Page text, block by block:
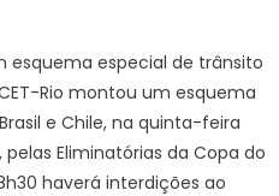
esquema especial de trânsito
Rio montou um esquema
e Chile, na quinta-feira
Eliminatórias da Copa do
haverá interdições ao